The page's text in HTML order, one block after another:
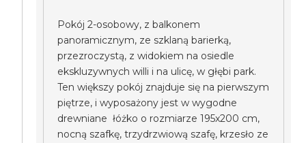
Pokój 2-osobowy, z balkonem
panoramicznym, ze szklaną barierką,
przezroczystą, z widokiem na osiedle
ekskluzywnych willi i na ulicę, w głębi park.
Ten większy pokój znajduje się na pierwszym
piętrze, i wyposażony jest w wygodne
drewniane łóżko o rozmiarze 195x200 cm,
nocną szafkę, trzydrzwiową szafę, krzesło ze